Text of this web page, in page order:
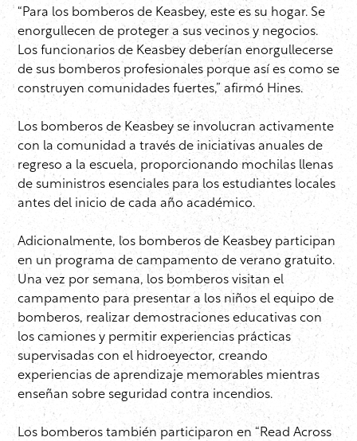
“Para los bomberos de Keasbey, este es su hogar. Se
enorgullecen de proteger a sus vecinos y negocios.
Los funcionarios de Keasbey deberían enorgullecerse
de sus bomberos profesionales porque así es como se
construyen comunidades fuertes,” afirmó Hines.
Los bomberos de Keasbey se involucran activamente
con la comunidad a través de iniciativas anuales de
regreso a la escuela, proporcionando mochilas llenas
de suministros esenciales para los estudiantes locales
antes del inicio de cada año académico.
Adicionalmente, los bomberos de Keasbey participan
en un programa de campamento de verano gratuito.
Una vez por semana, los bomberos visitan el
campamento para presentar a los niños el equipo de
bomberos, realizar demostraciones educativas con
los camiones y permitir experiencias prácticas
supervisadas con el hidroeyector, creando
experiencias de aprendizaje memorables mientras
enseñan sobre seguridad contra incendios.
Los bomberos también participaron en “Read Across